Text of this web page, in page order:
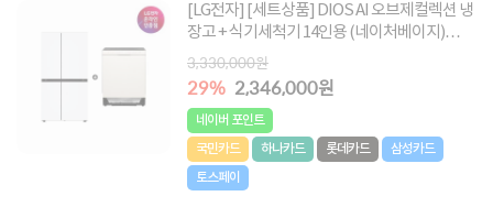
[LG전자] [세트상품] DIOS AI 오브제컬렉션 냉
장고 + 식기세척기 14인용 (네이처베이지)
[S836MQQ012 + DUE5BGL1E]
3,330,000원
29% 2,346,000원
네이버 포인트
국민카드
하나카드 롯데카드
삼성카드
토스페이